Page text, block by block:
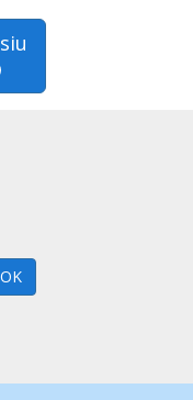
zadarmo
nám tip
OK